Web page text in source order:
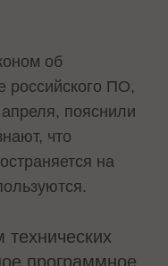
об
российского ПО,
пояснили
что
на
программное